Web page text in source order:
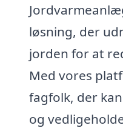
løsning, der
jorden for at
Med vores
fagfolk, der
og